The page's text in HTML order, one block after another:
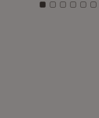
Zu Kachel: 0
Zu Kachel:
ZuZuZu